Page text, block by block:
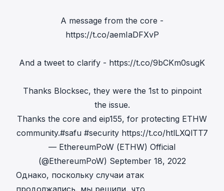
A message from the core -
https://t.co/aemIaDFXvP
And a tweet to clarify - https://t.co/9bCKm0sugK
Thanks Blocksec, they were the 1st to pinpoint
the issue.
Thanks the core and eip155, for protecting ETHW
community.#safu #security https://t.co/htlLXQlTT7
— EthereumPoW (ETHW) Official
(@EthereumPoW) September 18, 2022
Однако, поскольку случаи атак
продолжались, мы решили, что